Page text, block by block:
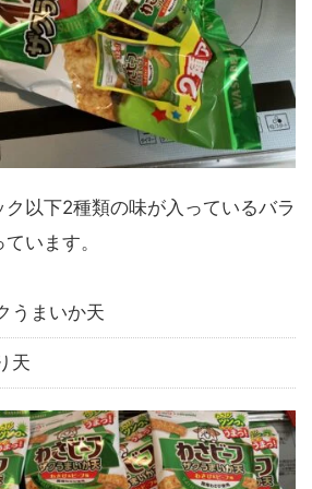
以下2種類の味が入っているバラ
います。
うまいか天
天